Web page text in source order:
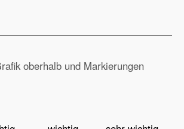
oberhalb und Markierungen